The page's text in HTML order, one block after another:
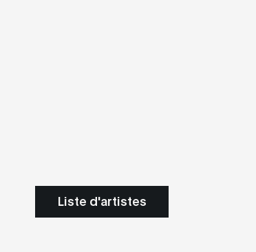
Liste d'artistes